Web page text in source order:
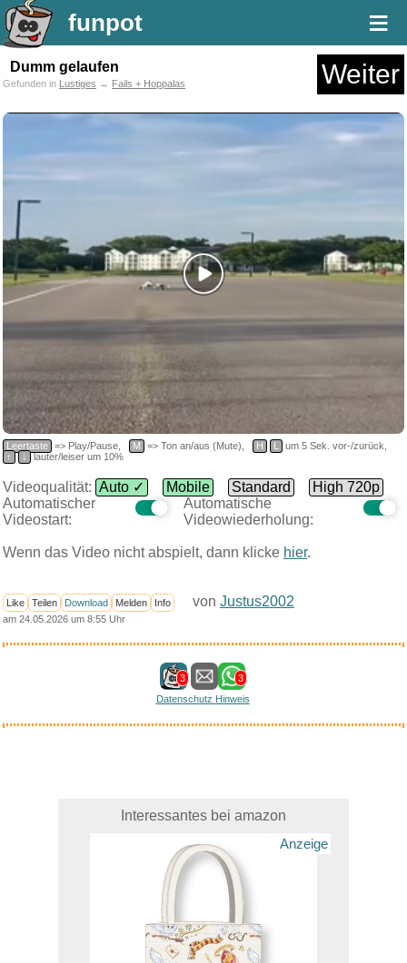
funpot ≡
Dumm gelaufen Weiter
Gefunden in Lustiges → Fails + Hoppalas
Leertaste => Play/Pause, M => Ton an/aus (Mute), H L
um 5 Sek. vor-/zurück,
↑
↓ lauter/leiser um 10%
Videoqualität: Auto ✓ Mobile Standard
High 720p
Automatischer
Videostart:
Automatische
Videowiederholung:
Wenn das Video nicht abspielt, dann klicke hier.
Like Teilen Download Melden Info von Justus2002
am 24.05.2026 um 8:55 Uhr
3
3
Datenschutz Hinweis
Interessantes bei amazon
Anzeige